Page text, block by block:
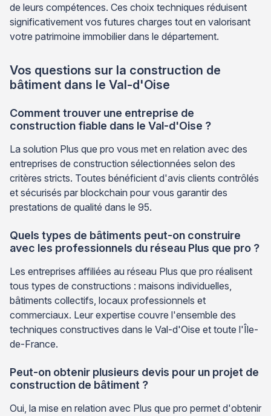
de leurs compétences. Ces choix techniques réduisent
significativement vos futures charges tout en valorisant
votre patrimoine immobilier dans le département.
Vos questions sur la construction de
bâtiment dans le Val-d'Oise
Comment trouver une entreprise de
construction fiable dans le Val-d'Oise ?
La solution Plus que pro vous met en relation avec des
entreprises de construction sélectionnées selon des
critères stricts. Toutes bénéficient d'avis clients contrôlés
et sécurisés par blockchain pour vous garantir des
prestations de qualité dans le 95.
Quels types de bâtiments peut-on construire
avec les professionnels du réseau Plus que pro ?
Les entreprises affiliées au réseau Plus que pro réalisent
tous types de constructions : maisons individuelles,
bâtiments collectifs, locaux professionnels et
commerciaux. Leur expertise couvre l'ensemble des
techniques constructives dans le Val-d'Oise et toute l'Île-
de-France.
Peut-on obtenir plusieurs devis pour un projet de
construction de bâtiment ?
Oui, la mise en relation avec Plus que pro permet d'obtenir